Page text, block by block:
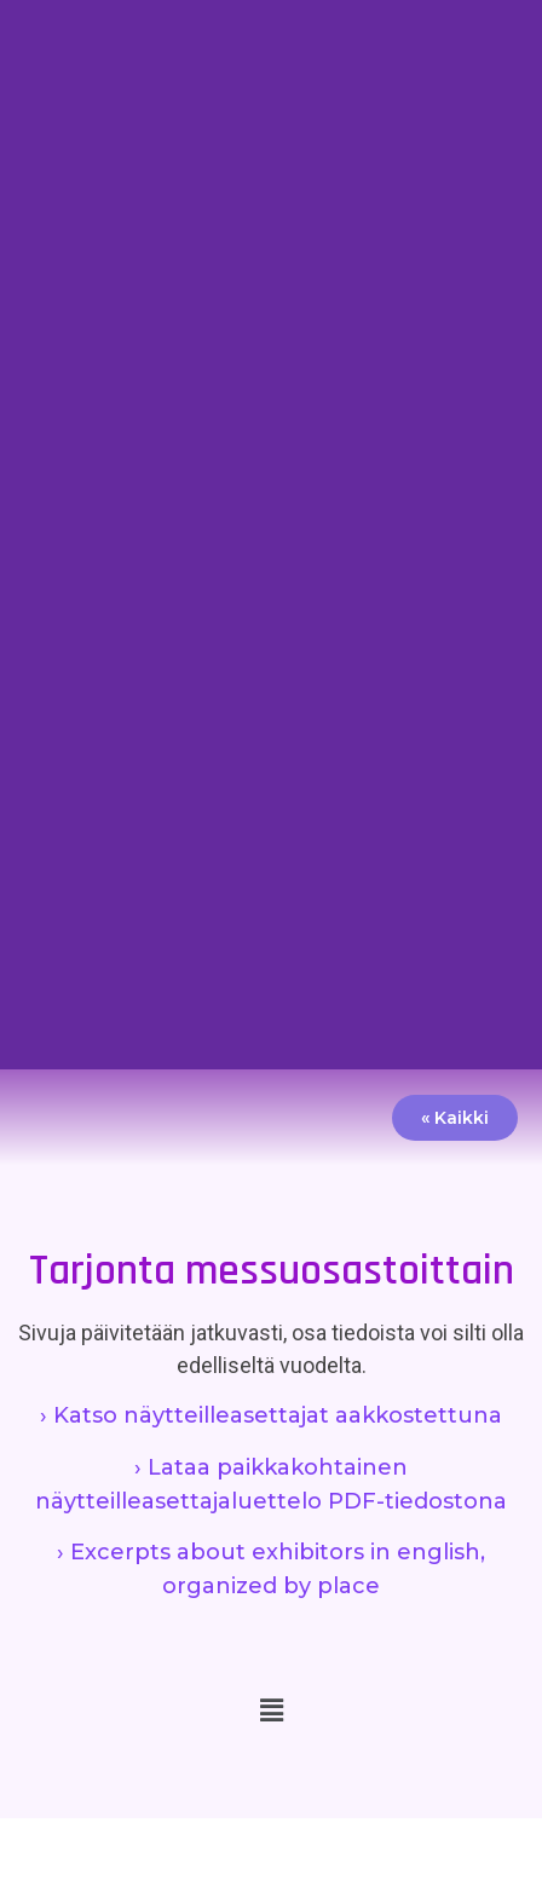
« Kaikki
Tarjonta messuosastoittain
Sivuja päivitetään jatkuvasti, osa tiedoista voi silti olla
edelliseltä vuodelta.
› Katso näytteilleasettajat aakkostettuna
› Lataa paikkakohtainen
näytteilleasettajaluettelo PDF-tiedostona
› Excerpts about exhibitors in english,
organized by place